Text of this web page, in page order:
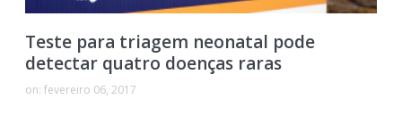
Teste para triagem neonatal pode
detectar quatro doenças raras
on: fevereiro 06, 2017